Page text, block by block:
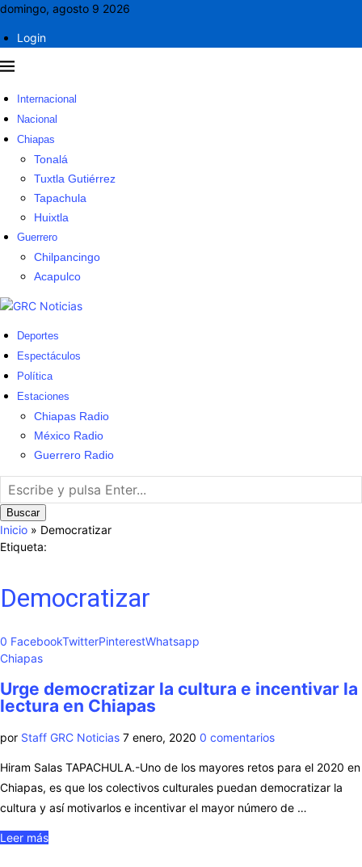
domingo, agosto 9 2026
Login
Internacional
Nacional
Chiapas
Tonalá
Tuxtla Gutiérrez
Tapachula
Huixtla
Guerrero
Chilpancingo
Acapulco
Deportes
Espectáculos
Política
Estaciones
Chiapas Radio
México Radio
Guerrero Radio
Buscar
Inicio » Democratizar
Etiqueta:
Democratizar
0 FacebookTwitterPinterestWhatsapp
Chiapas
Urge democratizar la cultura e incentivar la
lectura en Chiapas
por Staff GRC Noticias 7 enero, 2020 0 comentarios
Hiram Salas TAPACHULA.-Uno de los mayores retos para el 2020 en
Chiapas, es que los colectivos culturales puedan democratizar la
cultura y así motivarlos e incentivar el mayor número de …
Leer más